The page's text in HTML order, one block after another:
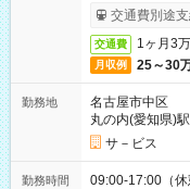
ービス利用可（
交通費別途支
交通費 1ヶ月3
月収例 25～30
勤務地
名古屋市中区
丸の内(愛知県)
サ－ビス
勤務時間 09:00-17:00（休